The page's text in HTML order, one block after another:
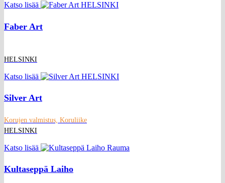
Katso lisää
Faber Art
HELSINKI
Katso lisää
Silver Art
Korujen valmistus, Koruliike
HELSINKI
Katso lisää
Kultaseppä Laiho